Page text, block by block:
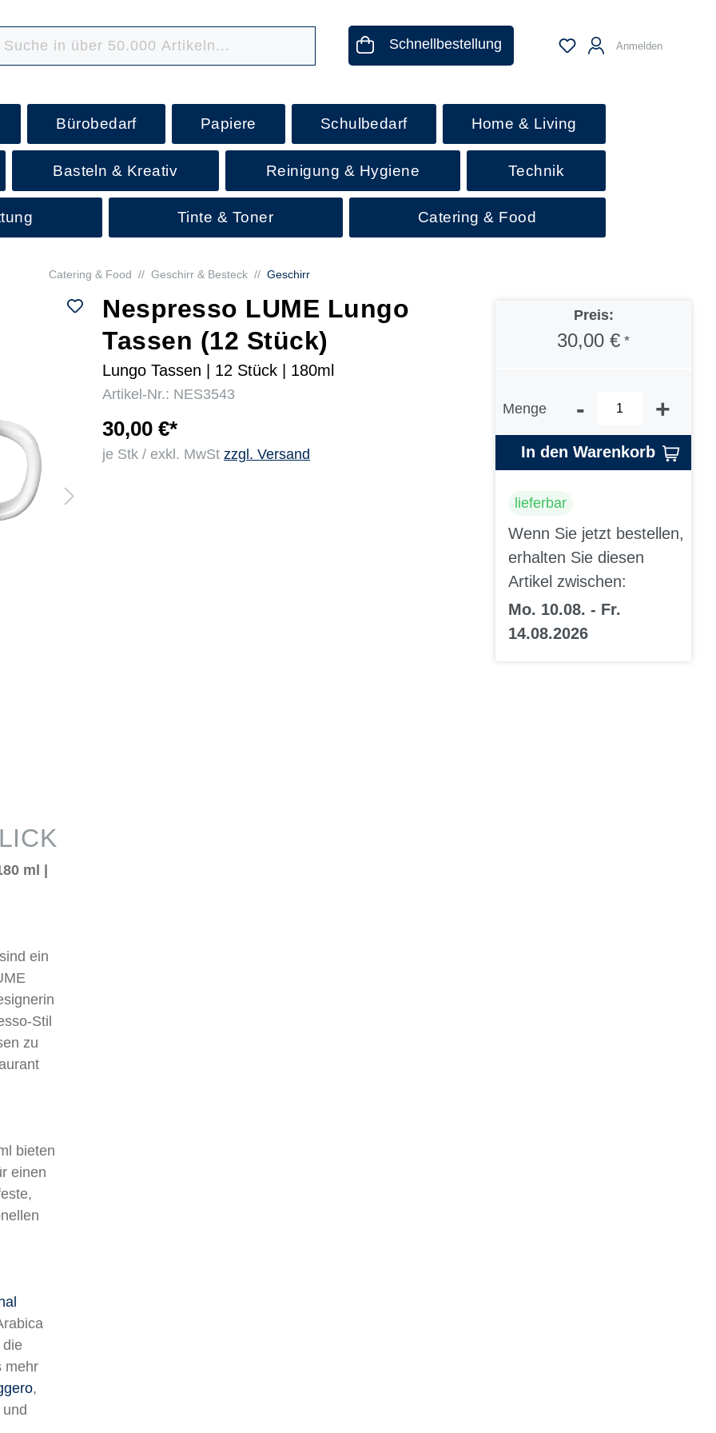
Schnellbestellung Anmelden
Bürobedarf Papiere Schulbedarf Home & Living
Basteln & Kreativ Reinigung & Hygiene Technik
Tinte & Toner Catering & Food
Catering & Food // Geschirr & Besteck // Geschirr
Nespresso LUME Lungo
Tassen (12 Stück)
Lungo Tassen | 12 Stück | 180ml
Artikel-Nr.: NES3543
30,00 €*
je Stk / exkl. MwSt zzgl. Versand
Preis:
30,00 € *
Menge - +
In den Warenkorb
lieferbar
Wenn Sie jetzt bestellen,
erhalten Sie diesen
Artikel zwischen:
Mo. 10.08. - Fr.
14.08.2026
ml |
ein
Stil
zu
bieten
einen
die
mehr
,